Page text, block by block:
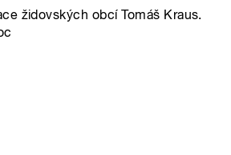
židovských obcí Tomáš Kraus.